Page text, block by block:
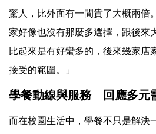
驚人，比外面有一間貴了大概兩倍
家好像也沒有那麼多選擇，跟後來
比起來是有好蠻多的，後來幾家店
接受的範圍。」
學餐動線與服務 回應多元
而在校園生活中，學餐不只是解決